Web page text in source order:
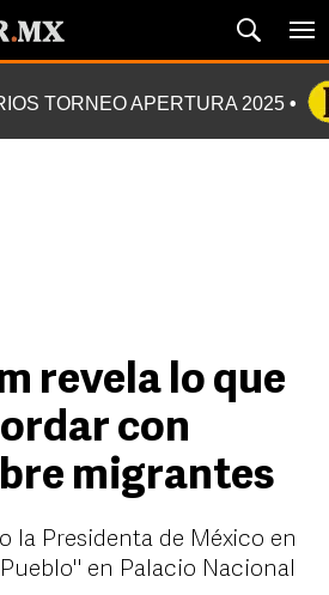
TORNEO APERTURA 2025
revela lo que
con
migrantes
la Presidenta de México en
en Palacio Nacional